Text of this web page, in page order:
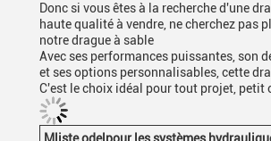
Donc si vous êtes à la recherche d'une
haute qualité à vendre, ne cherchez pas
notre drague à sable
Avec ses performances puissantes, son
et ses options personnalisables, cette
C'est le choix idéal pour tout projet, petit